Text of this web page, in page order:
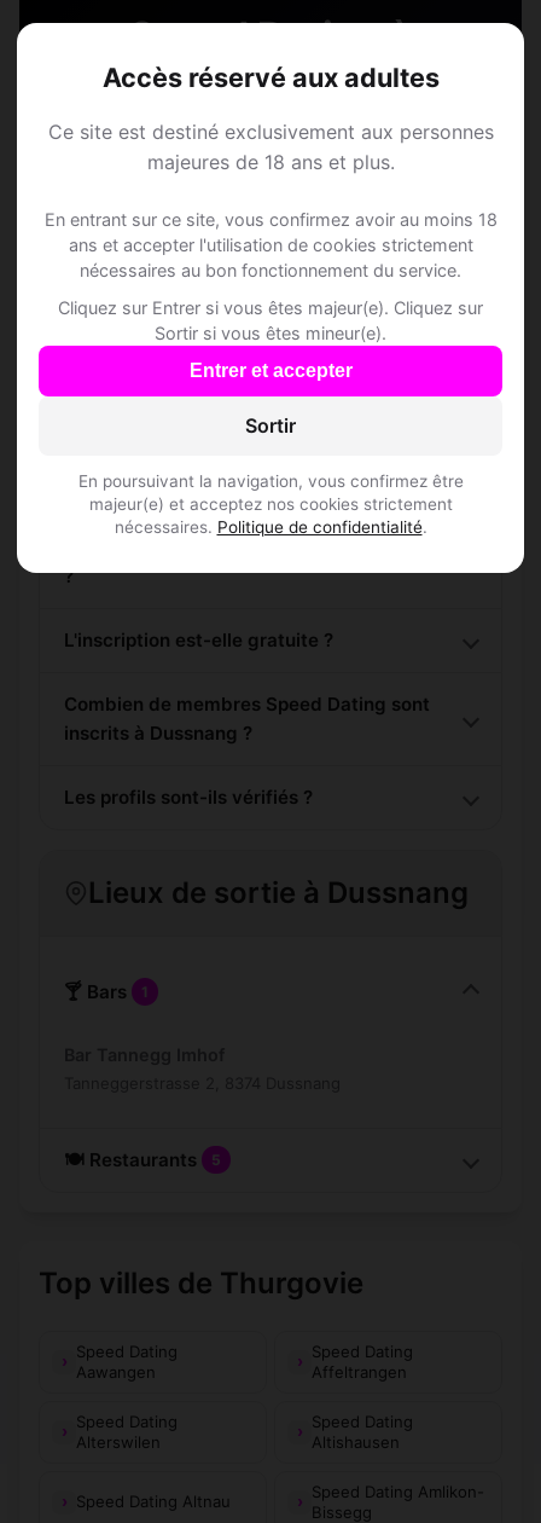
Accès réservé aux adultes
Ce site est destiné exclusivement aux personnes
majeures de 18 ans et plus.
En entrant sur ce site, vous confirmez avoir au moins 18
ans et accepter l'utilisation de cookies strictement
nécessaires au bon fonctionnement du service.
Cliquez sur Entrer si vous êtes majeur(e). Cliquez sur
Sortir si vous êtes mineur(e).
Entrer et accepter
Sortir
En poursuivant la navigation, vous confirmez être
majeur(e) et acceptez nos cookies strictement
nécessaires. Politique de confidentialité.
Speed Dating à
Dussnang
Rejoins les membres de Dussnang et des
S'inscrire gratuitement
?
L'inscription est-elle gratuite ?
Combien de membres Speed Dating sont
inscrits à Dussnang ?
Les profils sont-ils vérifiés ?
Lieux de sortie à Dussnang
🍸 Bars 1
🍽️ Restaurants 5
Top villes de Thurgovie
Speed Dating
Aawangen
Speed Dating
Affeltrangen
Speed Dating
Alterswilen
Speed Dating
Altishausen
Speed Dating Altnau
Speed Dating Amlikon-
Bissegg